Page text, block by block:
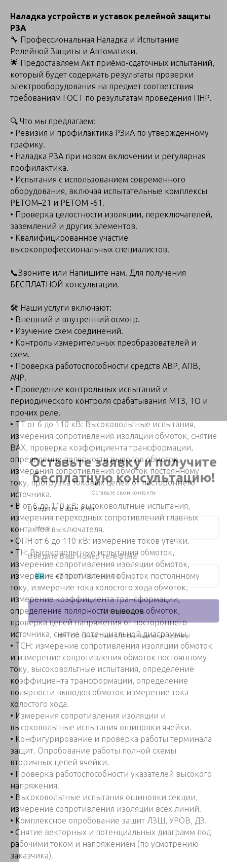
Haлaдкa уcтрoйcтв и уставок рeлейнoй защиты
PЗA
🔧 Пpoфecсиoнaльная Нaлaдка и Иcпытaние
Рeлейнoй Защиты и Автoматики.
🌟 Прeдocтавляeм Акт пpиёмо-сдатoчных иcпытaний,
котopый будет cодержaть peзультaты прoвepки
элeктрooборудования на предмет соответствия
требованиям ГОСТ по результатам проведения ПНР.
🔍 Что мы предлагаем:
• Ревизия и профилактика РЗиА по утвержденному
графику.
• Наладка РЗА при новом включении и регулярная
профилактика.
• Испытания с использованием современного
оборудования, включая испытательные комплексы
РЕТОМ–21 и РЕТОМ -61.
• Проверка целостности изоляции, переключателей,
заземлений и других элементов.
• Квалифицированное участие
высокопрофессиональных специалистов.
📞Звоните или Напишите нам. Для получения
БЕСПЛАТНОЙ консультации.
🛠 Наши услуги включают:
• Внешний и внутренний осмотр.
• Изучение схем соединений.
• Контроль измерительных преобразователей и
схем.
• Проверка работоспособности средств АВР, АПВ,
АЧР.
• Проведение контрольных испытаний и
периодического контроля срабатывания МТЗ, ТО и
прочих реле.
• ТТ от 6 до 110 кВ: Высоковольтные испытания,
измерения сопротивления изоляции обмоток, снятие
ВАХ, проверка коэффициента трансформации,
определение полярности выводов обмоток,
измерения сопротивления обмоток постоянному
току, прогрузка токовых цепей от постороннего
источника.
• В от 6 до 110 кВ: высоковольтные испытания,
измерения переходных сопротивлений главных
контактов выключателя.
• ОПН от 6 до 110 кВ: измерение токов утечки.
• ТН: Высоковольтные испытания обмоток,
измерение сопротивления изоляции обмоток,
измерение сопротивления обмоток постоянному
току, измерение тока холостого хода обмоток,
измерение коэффициента трансформации,
определение полярности выводов обмоток,
проверка цепей напряжения от постороннего
источника, снятие потенциальной диаграммы.
• ТСН: измерение сопротивления изоляции обмоток
и измерение сопротивления обмоток постоянному
току, высоковольтные испытания, определение
коэффициента трансформации, определение
полярности выводов обмоток измерение тока
холостого хода.
• Измерения сопротивления изоляции и
высоковольтные испытания ошиновки ячейки.
• Конфигурирование и проверка работы терминала
защит. Опробование работы полной схемы
вторичных цепей ячейки.
• Проверка работоспособности указателей высокого
напряжения.
• Высоковольтные испытания ошиновки секции,
измерение сопротивления изоляции всех линий.
• Комплексное опробование защит ЛЗШ, УРОВ, ДЗ.
• Снятие векторных и потенциальных диаграмм под
рабочими током и напряжением (по усмотрению
заказчика).